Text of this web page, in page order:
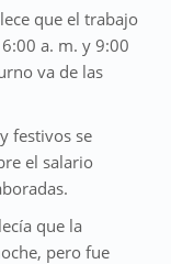
que el trabajo
a. m. y 9:00
va de las
festivos se
el salario
que la
pero fue